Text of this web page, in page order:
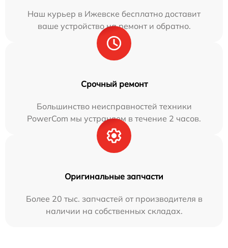
Наш курьер в Ижевске бесплатно доставит
ваше устройство на ремонт и обратно.
Срочный ремонт
Большинство неисправностей техники
PowerCom мы устраняем в течение 2 часов.
Оригинальные запчасти
Более 20 тыс. запчастей от производителя в
наличии на собственных складах.